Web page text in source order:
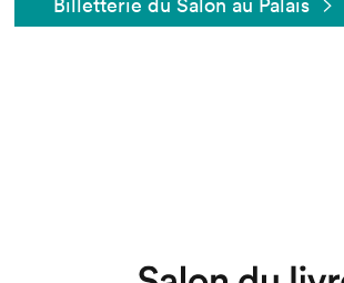
Billetterie du Salon au Palais